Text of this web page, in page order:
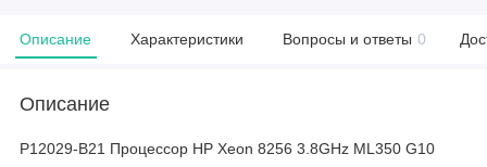
Описание Характеристики Вопросы и ответы 0
Описание
P12029-B21 Процессор HP Xeon 8256 3.8GHz ML350 G10